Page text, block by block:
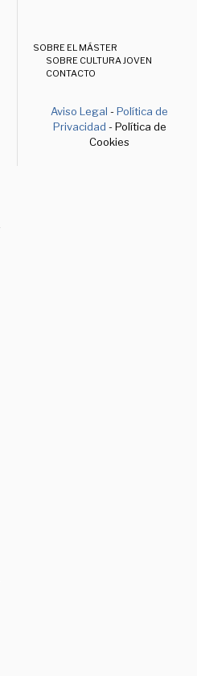
SOBRE EL MÁSTER
SOBRE CULTURA JOVEN
CONTACTO
Aviso Legal -Política de
Privacidad - Política de
Cookies